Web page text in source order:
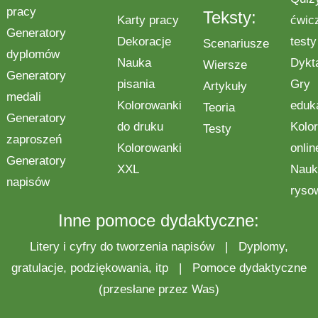
pracy
Generatory
dyplomów
Generatory
medali
Generatory
zaproszeń
Generatory
napisów
Karty pracy
Dekoracje
Nauka
pisania
Kolorowanki
do druku
Kolorowanki
XXL
Teksty:
Scenariusze
Wiersze
Artykuły
Teoria
Testy
testy
Gry
Inne pomoce dydaktyczne:
Litery i cyfry do tworzenia napisów|
Dyplomy,
gratulacje, podziękowania, itp|
Pomoce dydaktyczne
(przesłane przez Was)